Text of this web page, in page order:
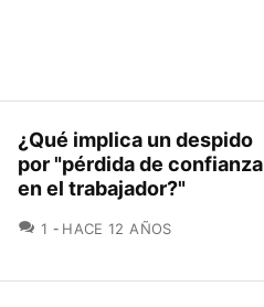
¿Qué implica un despido
por "pérdida de confianza
en el trabajador?"
1 COMENTARIOS
HACE 12 AÑOS